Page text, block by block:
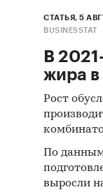
СТАТЬЯ, 5
BUSINESSTAT
В
жира в
Рост
По
выросли